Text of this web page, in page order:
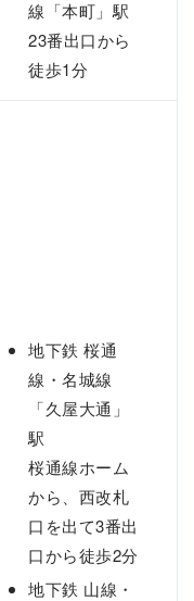
線「本町」駅
23番出口から
徒歩1分
地下鉄 桜通
線・名城線
「久屋大通」
駅
桜通線ホーム
から、西改札
口を出て3番出
口から徒歩2分
地下鉄 山線・